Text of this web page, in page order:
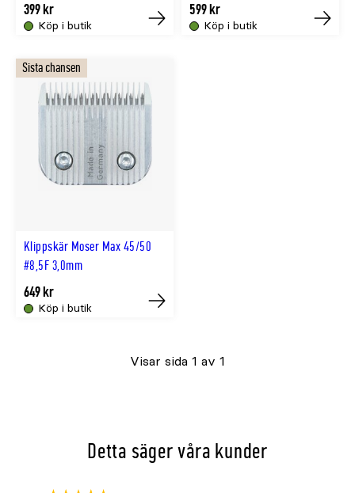
Köp i butik
399 kr
Tillfälligt
Köp i butik
599 kr
Klippskär Moser Max 45/50
#8,5F 3,0mm
Sista chansen
Köp i butik
649 kr
Tillfälligt
online
Visar sida 1 av 1
Detta säger våra kunder